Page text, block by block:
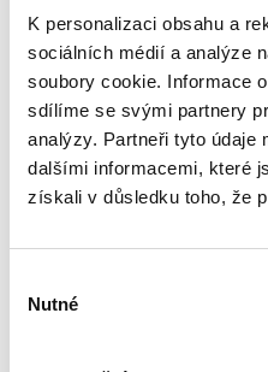
K personalizaci obsahu a
sociálních médií a analýze
soubory cookie. Informace
sdílíme se svými partnery
analýzy. Partneři tyto údaje
dalšími informacemi, které
získali v důsledku toho, že
souhlasu
Nutné
Rozhovor
rozhodnutí
řádu